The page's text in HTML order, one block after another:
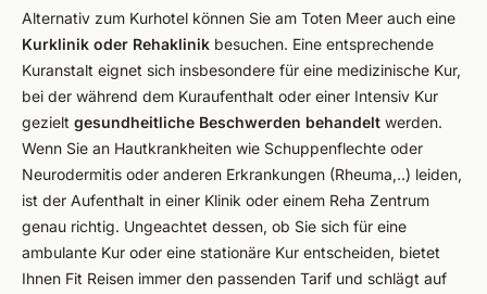
Alternativ zum Kurhotel können Sie am Toten Meer auch eine
Kurklinik oder Rehaklinik besuchen. Eine entsprechende
Kuranstalt eignet sich insbesondere für eine medizinische Kur,
bei der während dem Kuraufenthalt oder einer Intensiv Kur
gezielt gesundheitliche Beschwerden behandelt werden.
Wenn Sie an Hautkrankheiten wie Schuppenflechte oder
Neurodermitis oder anderen Erkrankungen (Rheuma,..) leiden,
ist der Aufenthalt in einer Klinik oder einem Reha Zentrum
genau richtig. Ungeachtet dessen, ob Sie sich für eine
ambulante Kur oder eine stationäre Kur entscheiden, bietet
Ihnen Fit Reisen immer den passenden Tarif und schlägt auf